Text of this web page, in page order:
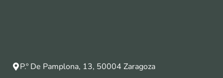
P.º De Pamplona, 13, 50004 Zaragoza